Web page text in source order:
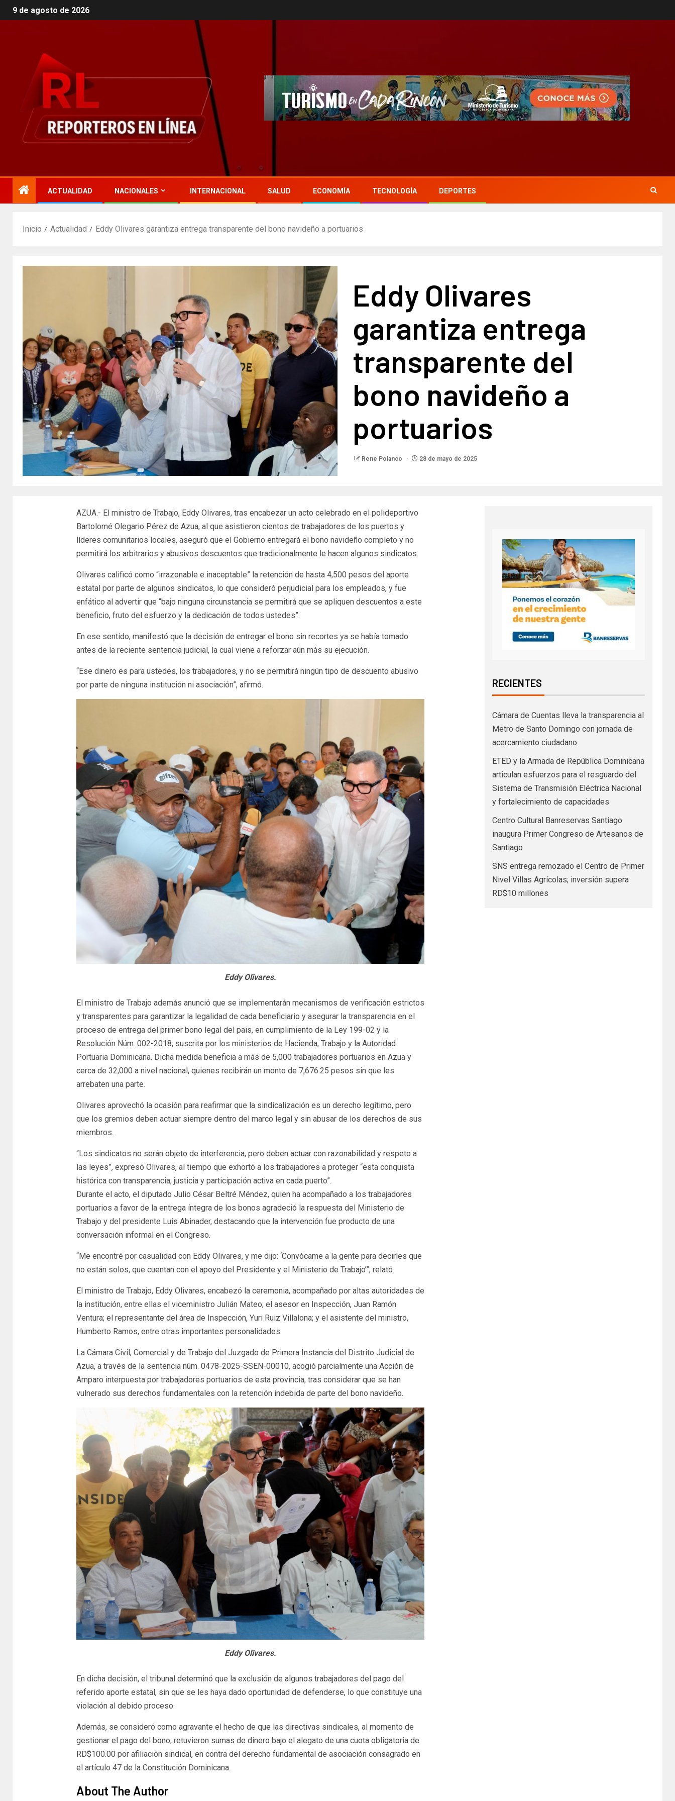
9 de agosto de 2026
ACTUALIDAD NACIONALES INTERNACIONAL SALUD ECONOMÍA TECNOLOGÍA DEPORTES
Inicio Actualidad Eddy Olivares garantiza entrega transparente del bono navideño a portuarios
Eddy Olivares
garantiza entrega
transparente del
bono navideño a
portuarios
Rene Polanco 28 de mayo de 2025
AZUA.- El ministro de Trabajo, Eddy Olivares, tras encabezar un acto celebrado en el polideportivo
Bartolomé Olegario Pérez de Azua, al que asistieron cientos de trabajadores de los puertos y
líderes comunitarios locales, aseguró que el Gobierno entregará el bono navideño completo y no
permitirá los arbitrarios y abusivos descuentos que tradicionalmente le hacen algunos sindicatos.
Olivares calificó como “irrazonable e inaceptable” la retención de hasta 4,500 pesos del aporte
estatal por parte de algunos sindicatos, lo que consideró perjudicial para los empleados, y fue
enfático al advertir que “bajo ninguna circunstancia se permitirá que se apliquen descuentos a este
beneficio, fruto del esfuerzo y la dedicación de todos ustedes”.
En ese sentido, manifestó que la decisión de entregar el bono sin recortes ya se había tomado
antes de la reciente sentencia judicial, la cual viene a reforzar aún más su ejecución.
“Ese dinero es para ustedes, los trabajadores, y no se permitirá ningún tipo de descuento abusivo
por parte de ninguna institución ni asociación”, afirmó.
Eddy Olivares.
El ministro de Trabajo además anunció que se implementarán mecanismos de verificación estrictos
y transparentes para garantizar la legalidad de cada beneficiario y asegurar la transparencia en el
proceso de entrega del primer bono legal del pais, en cumplimiento de la Ley 199-02 y la
Resolución Núm. 002-2018, suscrita por los ministerios de Hacienda, Trabajo y la Autoridad
Portuaria Dominicana. Dicha medida beneficia a más de 5,000 trabajadores portuarios en Azua y
cerca de 32,000 a nivel nacional, quienes recibirán un monto de 7,676.25 pesos sin que les
arrebaten una parte.
Olivares aprovechó la ocasión para reafirmar que la sindicalización es un derecho legítimo, pero
que los gremios deben actuar siempre dentro del marco legal y sin abusar de los derechos de sus
miembros.
“Los sindicatos no serán objeto de interferencia, pero deben actuar con razonabilidad y respeto a
las leyes”, expresó Olivares, al tiempo que exhortó a los trabajadores a proteger “esta conquista
histórica con transparencia, justicia y participación activa en cada puerto”.
Durante el acto, el diputado Julio César Beltré Méndez, quien ha acompañado a los trabajadores
portuarios a favor de la entrega íntegra de los bonos agradeció la respuesta del Ministerio de
Trabajo y del presidente Luis Abinader, destacando que la intervención fue producto de una
conversación informal en el Congreso.
“Me encontré por casualidad con Eddy Olivares, y me dijo: ‘Convócame a la gente para decirles que
no están solos, que cuentan con el apoyo del Presidente y el Ministerio de Trabajo’”, relató.
El ministro de Trabajo, Eddy Olivares, encabezó la ceremonia, acompañado por altas autoridades de
la institución, entre ellas el viceministro Julián Mateo; el asesor en Inspección, Juan Ramón
Ventura; el representante del área de Inspección, Yuri Ruiz Villalona; y el asistente del ministro,
Humberto Ramos, entre otras importantes personalidades.
La Cámara Civil, Comercial y de Trabajo del Juzgado de Primera Instancia del Distrito Judicial de
Azua, a través de la sentencia núm. 0478-2025-SSEN-00010, acogió parcialmente una Acción de
Amparo interpuesta por trabajadores portuarios de esta provincia, tras considerar que se han
vulnerado sus derechos fundamentales con la retención indebida de parte del bono navideño.
Eddy Olivares.
En dicha decisión, el tribunal determinó que la exclusión de algunos trabajadores del pago del
referido aporte estatal, sin que se les haya dado oportunidad de defenderse, lo que constituye una
violación al debido proceso.
Además, se consideró como agravante el hecho de que las directivas sindicales, al momento de
gestionar el pago del bono, retuvieron sumas de dinero bajo el alegato de una cuota obligatoria de
RD$100.00 por afiliación sindical, en contra del derecho fundamental de asociación consagrado en
el artículo 47 de la Constitución Dominicana.
About The Author
RECIENTES
Cámara de Cuentas lleva la transparencia al
Metro de Santo Domingo con jornada de
acercamiento ciudadano
ETED y la Armada de República Dominicana
articulan esfuerzos para el resguardo del
Sistema de Transmisión Eléctrica Nacional
y fortalecimiento de capacidades
Centro Cultural Banreservas Santiago
inaugura Primer Congreso de Artesanos de
Santiago
SNS entrega remozado el Centro de Primer
Nivel Villas Agrícolas; inversión supera
RD$10 millones